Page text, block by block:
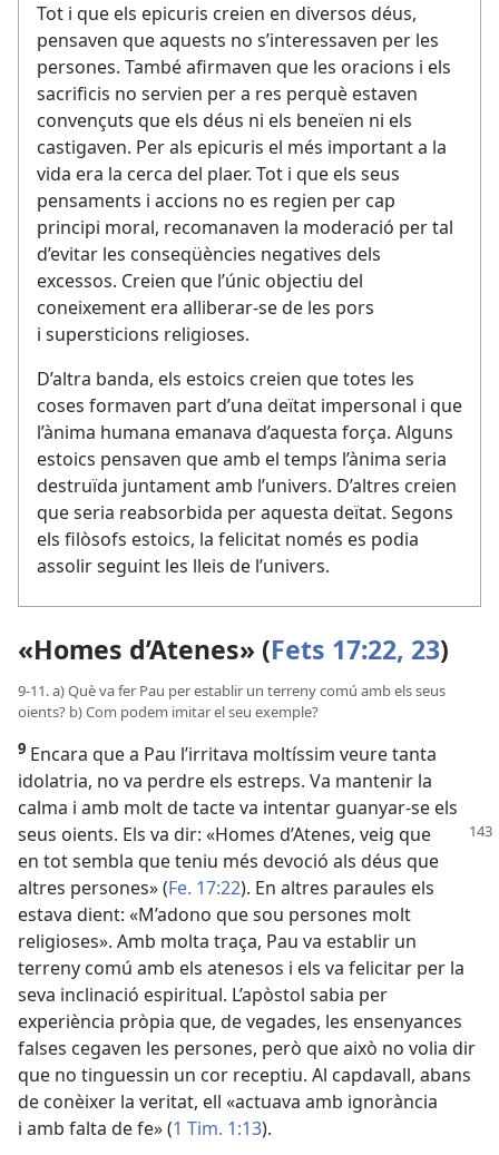
Tot i que els epicuris creien en diversos déus,
pensaven que aquests no s’interessaven per les
persones. També afirmaven que les oracions i els
sacrificis no servien per a res perquè estaven
convençuts que els déus ni els beneïen ni els
castigaven. Per als epicuris el més important a la
vida era la cerca del plaer. Tot i que els seus
pensaments i accions no es regien per cap
principi moral, recomanaven la moderació per tal
d’evitar les conseqüències negatives dels
excessos. Creien que l’únic objectiu del
coneixement era alliberar-se de les pors
i supersticions religioses.
D’altra banda, els estoics creien que totes les
coses formaven part d’una deïtat impersonal i que
l’ànima humana emanava d’aquesta força. Alguns
estoics pensaven que amb el temps l’ànima seria
destruïda juntament amb l’univers. D’altres creien
que seria reabsorbida per aquesta deïtat. Segons
els filòsofs estoics, la felicitat només es podia
assolir seguint les lleis de l’univers.
«Homes d’Atenes» (Fets 17:22, 23)
9-11. a) Què va fer Pau per establir un terreny comú amb els seus
oients? b) Com podem imitar el seu exemple?
9 Encara que a Pau l’irritava moltíssim veure tanta
idolatria, no va perdre els estreps. Va mantenir la
calma i amb molt de tacte va intentar guanyar-se els
seus oients. Els va dir: «Homes d’Atenes, veig que
en tot sembla que teniu més devoció als déus que
altres persones» (Fe. 17:22). En altres paraules els
estava dient: «M’adono que sou persones molt
religioses». Amb molta traça, Pau va establir un
terreny comú amb els atenesos i els va felicitar per la
seva inclinació espiritual. L’apòstol sabia per
experiència pròpia que, de vegades, les ensenyances
falses cegaven les persones, però que això no volia dir
que no tinguessin un cor receptiu. Al capdavall, abans
de conèixer la veritat, ell «actuava amb ignorància
i amb falta de fe» (1 Tim. 1:13).